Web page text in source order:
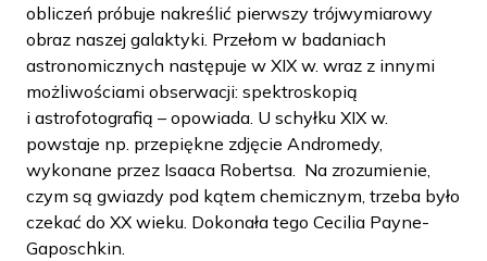
obliczeń próbuje nakreślić pierwszy trójwymiarowy
obraz naszej galaktyki. Przełom w badaniach
astronomicznych następuje w XIX w. wraz z innymi
możliwościami obserwacji: spektroskopią
i astrofotografią – opowiada. U schyłku XIX w.
powstaje np. przepiękne zdjęcie Andromedy,
wykonane przez Isaaca Robertsa. Na zrozumienie,
czym są gwiazdy pod kątem chemicznym, trzeba było
czekać do XX wieku. Dokonała tego Cecilia Payne-
Gaposchkin.